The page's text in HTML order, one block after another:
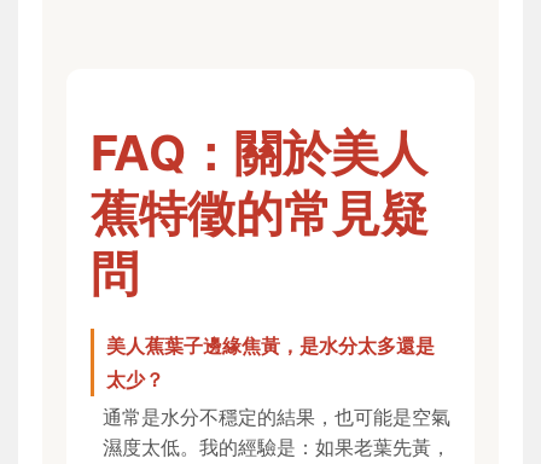
FAQ：關於美人
蕉特徵的常見疑
問
美人蕉葉子邊緣焦黃，是水分太多還是
太少？
通常是水分不穩定的結果，也可能是空氣
濕度太低。我的經驗是：如果老葉先黃，